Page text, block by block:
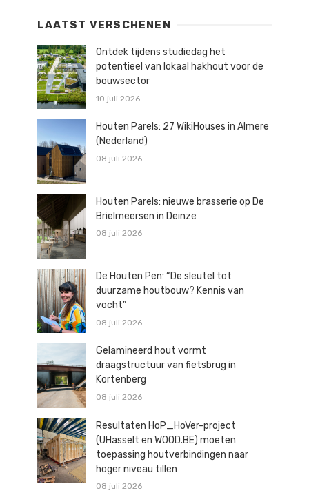
LAATST VERSCHENEN
Ontdek tijdens studiedag het
potentieel van lokaal hakhout voor de
bouwsector
10 juli 2026
Houten Parels: 27 WikiHouses in Almere
(Nederland)
08 juli 2026
Houten Parels: nieuwe brasserie op De
Brielmeersen in Deinze
08 juli 2026
De Houten Pen: “De sleutel tot
duurzame houtbouw? Kennis van
vocht”
08 juli 2026
Gelamineerd hout vormt
draagstructuur van fietsbrug in
Kortenberg
08 juli 2026
Resultaten HoP_HoVer-project
(UHasselt en WOOD.BE) moeten
toepassing houtverbindingen naar
hoger niveau tillen
08 juli 2026